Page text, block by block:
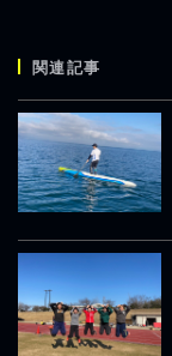
関連記事